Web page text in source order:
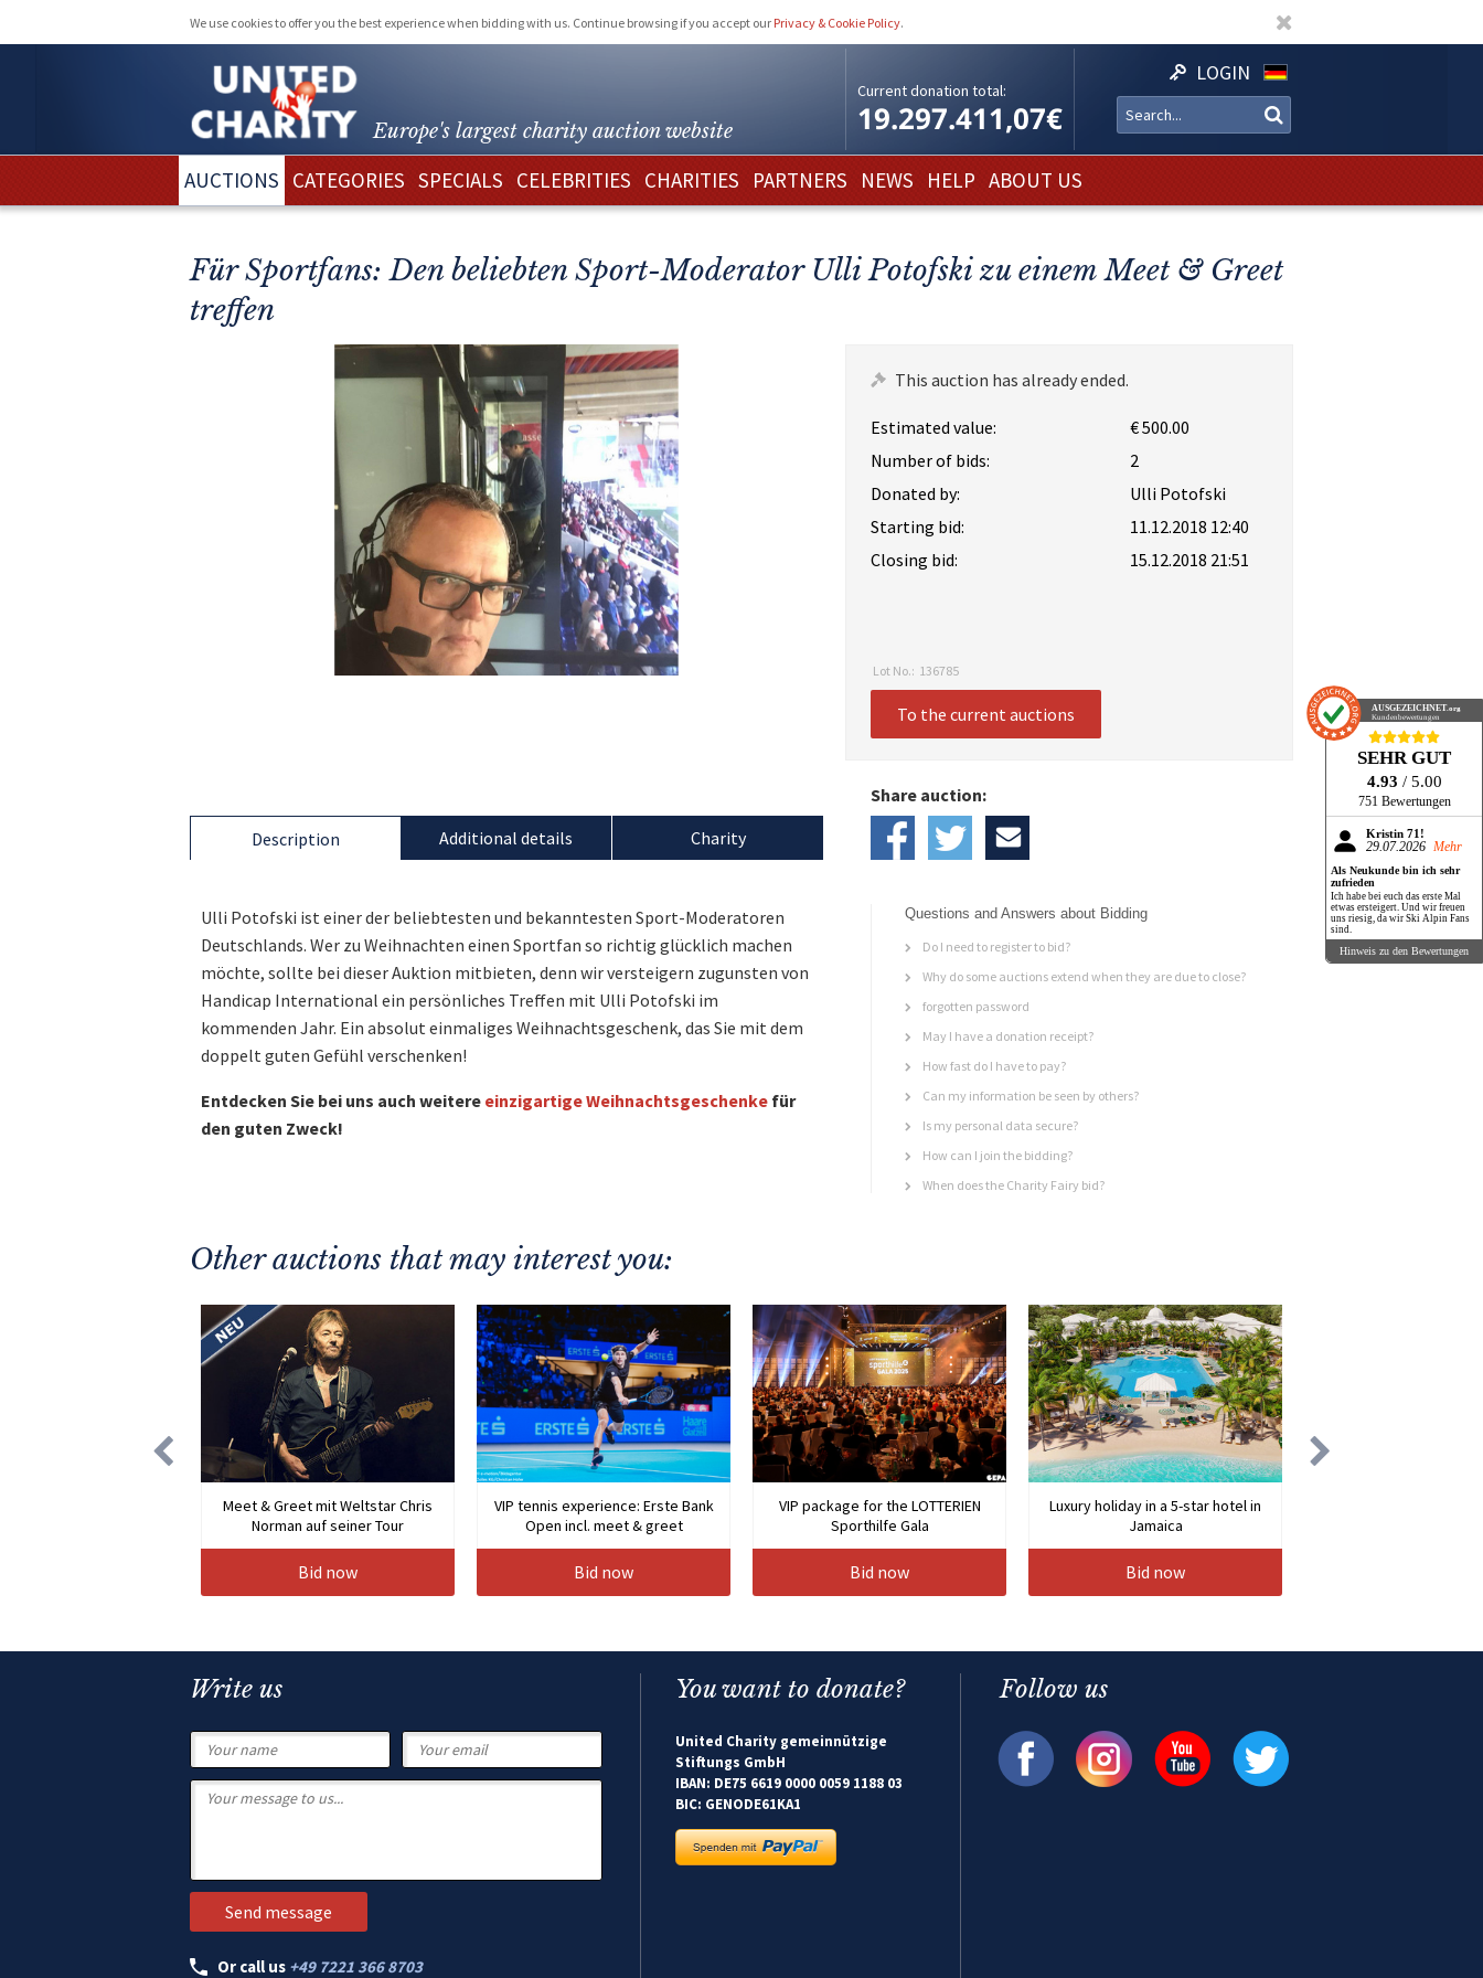
We use cookies to offer you the best experience when bidding with us. Continue browsing if you accept our Privacy & Cookie Policy.
Europe's largest charity auction website
Current donation total:
19.297.411,07€
LOGIN
AUCTIONS CATEGORIES SPECIALS CELEBRITIES CHARITIES PARTNERS NEWS HELP ABOUT US
Für Sportfans: Den beliebten Sport-Moderator Ulli Potofski zu einem Meet & Greet
treffen
This auction has already ended.
Estimated value:
€ 500.00
Number of bids:
2
Donated by:
Ulli Potofski
Starting bid:
11.12.2018 12:40
Closing bid:
15.12.2018 21:51
Lot No.: 136785
To the current auctions
Description
Ulli Potofski ist einer der beliebtesten und bekanntesten Sport-Moderatoren
Deutschlands. Wer zu Weihnachten einen Sportfan so richtig glücklich machen
möchte, sollte bei dieser Auktion mitbieten, denn wir versteigern zugunsten von
Handicap International ein persönliches Treffen mit Ulli Potofski im
kommenden Jahr. Ein absolut einmaliges Weihnachtsgeschenk, das Sie mit dem
doppelt guten Gefühl verschenken!
Entdecken Sie bei uns auch weitere einzigartige Weihnachtsgeschenke für
den guten Zweck!
Additional details Charity
Share auction:
Questions and Answers about Bidding
Do I need to register to bid?
Why do some auctions extend when they are due to close?
forgotten password
May I have a donation receipt?
How fast do I have to pay?
Can my information be seen by others?
Is my personal data secure?
How can I join the bidding?
When does the Charity Fairy bid?
Other auctions that may interest you:
Meet & Greet mit Weltstar Chris
Norman auf seiner Tour
Bid now
VIP tennis experience: Erste Bank
Open incl. meet & greet
Bid now
VIP package for the LOTTERIEN
Sporthilfe Gala
Bid now
Luxury holiday in a 5-star hotel in
Jamaica
Bid now
Write us
Or call us +49 7221 366 8703
You want to donate?
United Charity gemeinnützige
Stiftungs GmbH
IBAN: DE75 6619 0000 0059 1188 03
BIC: GENODE61KA1
Follow us
AUSGEZEICHNET.org
Kundenbewertungen
SEHR GUT
4.93 / 5.00
751 Bewertungen
Kristin 71!
29.07.2026 Mehr
Als Neukunde bin ich sehr
zufrieden
Ich habe bei euch das erste Mal
etwas ersteigert. Und wir freuen
uns riesig, da wir Ski Alpin Fans
sind.
Hinweis zu den Bewertungen